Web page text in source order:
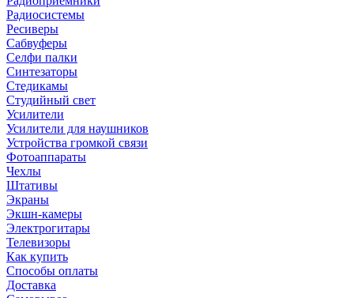
Радиосистемы
Ресиверы
Сабвуферы
Селфи палки
Синтезаторы
Стедикамы
Студийный свет
Усилители
Усилители для наушников
Устройства громкой связи
Фотоаппараты
Чехлы
Штативы
Экраны
Экшн-камеры
Электрогитары
Телевизоры
Как купить
Способы оплаты
Доставка